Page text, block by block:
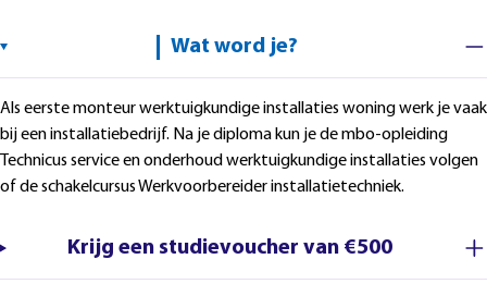
Wat word je?
Als eerste monteur werktuigkundige installaties woning werk je vaak
bij een installatiebedrijf. Na je diploma kun je de mbo-opleiding
Technicus service en onderhoud werktuigkundige installaties volgen
of de schakelcursus Werkvoorbereider installatietechniek.
Krijg een studievoucher van €500